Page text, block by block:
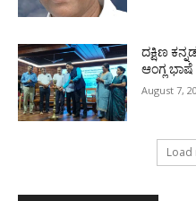
ದಕ್ಷಿಣ
ಆಂಗ್ಲ
August 7,
Load